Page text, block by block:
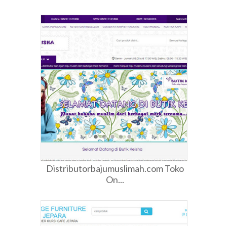
Distributorbajumuslimah.com Toko
On...